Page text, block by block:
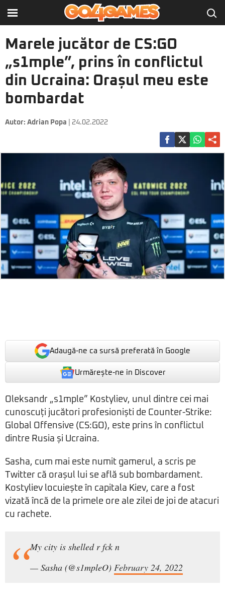
Marele jucător de CS:GO
„s1mple”, prins în conflictul
din Ucraina: Orașul meu este
bombardat
Autor: Adrian Popa | 24.02.2022
Adaugă-ne ca sursă preferată în Google
Urmărește-ne in Discover
Oleksandr „s1mple” Kostyliev, unul dintre cei mai
cunoscuți jucători profesioniști de Counter-Strike:
Global Offensive (CS:GO), este prins în conflictul
dintre Rusia și Ucraina.
Sasha, cum mai este numit gamerul, a scris pe
Twitter că orașul lui se află sub bombardament.
Kostyliev locuiește în capitala Kiev, care a fost
vizată încă de la primele ore ale zilei de joi de atacuri
cu rachete.
My city is shelled r fck n
— Sasha (@s1mpleO) February 24, 2022